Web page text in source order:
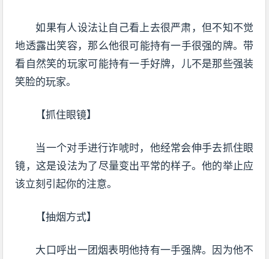
如果有人设法让自己看上去很严肃，但不知不觉
地透露出笑容，那么他很可能持有一手很强的牌。带
看自然笑的玩家可能持有一手好牌，儿不是那些强装
笑脸的玩家。
【抓住眼镜】
当一个对手进行诈唬时，他经常会伸手去抓住眼
镜，这是设法为了尽量变出平常的样子。他的举止应
该立刻引起你的注意。
【抽烟方式】
大口呼出一团烟表明他持有一手强牌。因为他不